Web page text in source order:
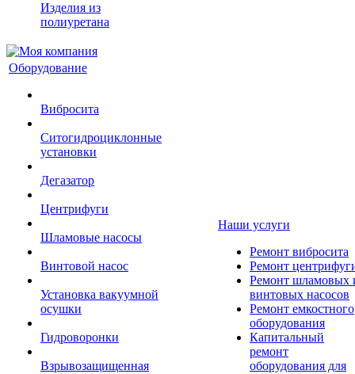
Изделия из
полиуретана
Оборудование
Вибросита
Ситогидроциклонные
установки
Дегазатор
Центрифуги
Шламовые насосы
Винтовой насос
Установка вакуумной
осушки
Гидроворонки
Взрывозащищенная
Наши услуги
Ремонт вибросита
Ремонт
Ремонт шламовых
винтовых насосов
Ремонт емкостного
оборудования
Капитальный
ремонт
оборудования для